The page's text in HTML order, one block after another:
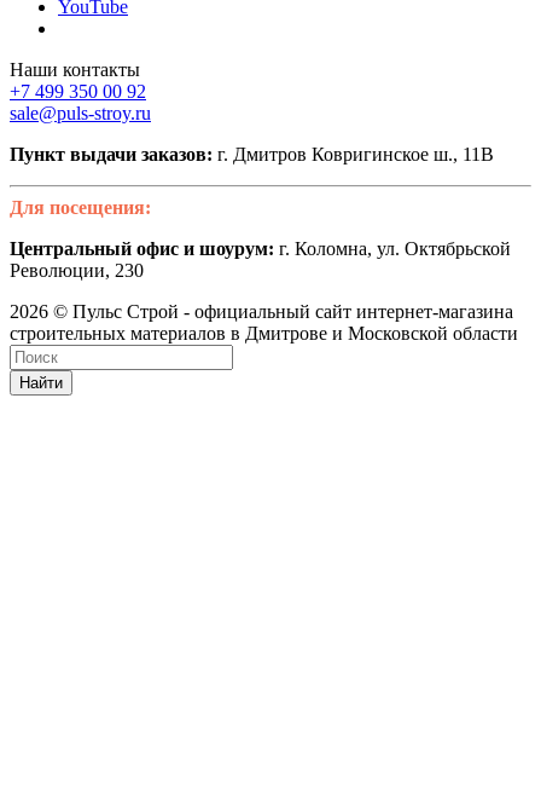
YouTube
Наши контакты
+7 499 350 00 92
sale@puls-stroy.ru
Пункт выдачи заказов: г. Дмитров Ковригинское ш., 11В
Для посещения:
Центральный офис и шоурум: г. Коломна, ул. Октябрьской
Революции, 230
2026 © Пульс Строй - официальный сайт интернет-магазина
строительных материалов в Дмитрове и Московской области
Найти